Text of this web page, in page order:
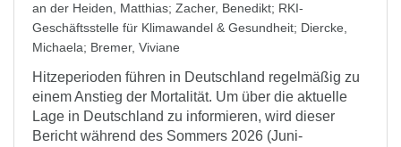
an der Heiden, Matthias; Zacher, Benedikt; RKI-
Geschäftsstelle für Klimawandel & Gesundheit; Diercke,
Michaela; Bremer, Viviane
Hitzeperioden führen in Deutschland regelmäßig zu
einem Anstieg der Mortalität. Um über die aktuelle
Lage in Deutschland zu informieren, wird dieser
Bericht während des Sommers 2026 (Juni-